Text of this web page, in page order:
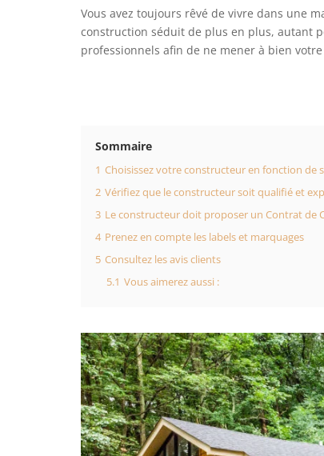
Vous avez toujours rêvé de vivre dans une
construction séduit de plus en plus, autant
professionnels afin de ne mener à bien
Sommaire
1 Choisissez votre constructeur en fonction de
2 Vérifiez que le constructeur soit qualifié et
3 Le constructeur doit proposer un Contrat de
4 Prenez en compte les labels et marquages
5 Consultez les avis clients
5.1 Vous aimerez aussi :